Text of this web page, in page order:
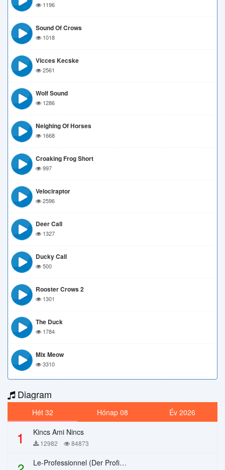
1196
Sound Of Crows
1018
Vicces Kecske
2561
Wolf Sound
1286
Neighing Of Horses
1668
Croaking Frog Short
997
Velociraptor
2596
Deer Call
1327
Ducky Call
500
Rooster Crows 2
1301
The Duck
1784
Mix Meow
3310
Diagram
Hét 32 Hónap 08 Év 2026
1 Kincs Ami Nincs
12982 84873
Le-Professionnel (Der Profi) – Chi Mai